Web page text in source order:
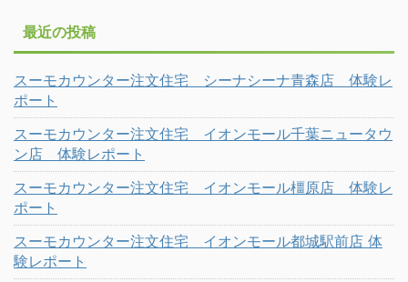
最近の投稿
スーモカウンター注文住宅 シーナシーナ青森店 体験レ
ポート
スーモカウンター注文住宅 イオンモール千葉ニュータウ
ン店 体験レポート
スーモカウンター注文住宅 イオンモール橿原店 体験レ
ポート
スーモカウンター注文住宅 イオンモール都城駅前店 体
験レポート